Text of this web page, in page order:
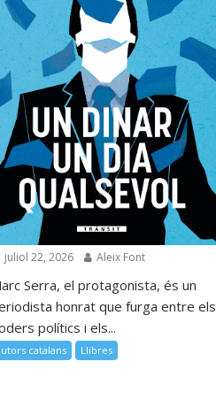
juliol 22, 2026 Aleix Font
Serra, el protagonista, és un
honrat que furga entre els
polítics i els...
catalans Llibres